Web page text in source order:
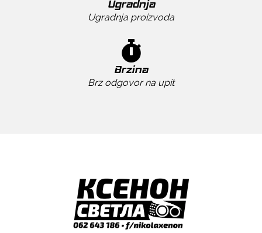
Ugradnja
Ugradnja proizvoda
Brzina
Brz odgovor na upit